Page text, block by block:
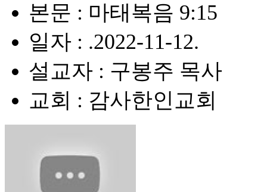
본문 : 마태복음 9:15
일자 : .2022-11-12.
설교자 : 구봉주 목사
교회 : 감사한인교회